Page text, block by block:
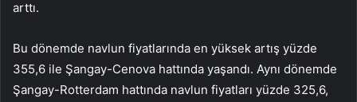
arttı.
Bu dönemde navlun fiyatlarında en yüksek artış yüzde
355,6 ile Şangay-Cenova hattında yaşandı. Aynı dönemde
Şangay-Rotterdam hattında navlun fiyatları yüzde 325,6,